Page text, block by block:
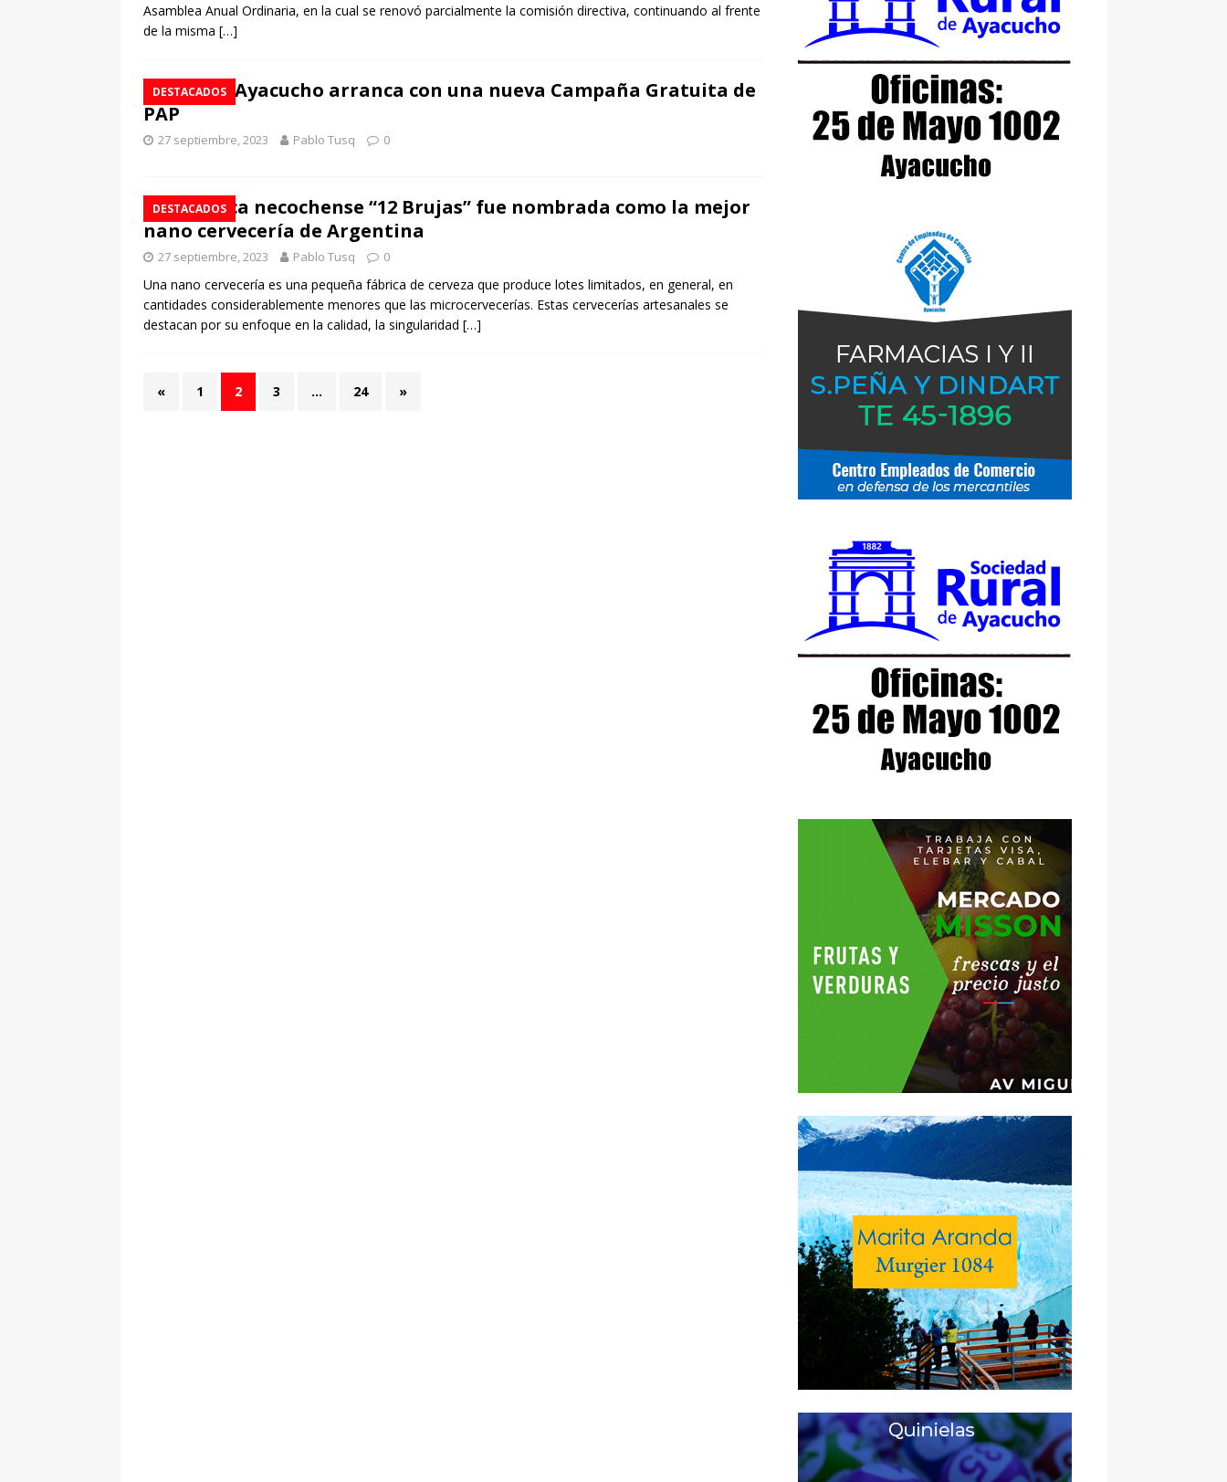
Asamblea Anual Ordinaria, en la cual se renovó parcialmente la comisión directiva, continuando al frente
de la misma […]
DESTACADOS
LALCEC Ayacucho arranca con una nueva Campaña Gratuita de
PAP
27 septiembre, 2023 Pablo Tusq 0
DESTACADOS
La marca necochense “12 Brujas” fue nombrada como la mejor
nano cervecería de Argentina
27 septiembre, 2023 Pablo Tusq 0
Una nano cervecería es una pequeña fábrica de cerveza que produce lotes limitados, en general, en
cantidades considerablemente menores que las microcervecerías. Estas cervecerías artesanales se
destacan por su enfoque en la calidad, la singularidad […]
« 1 2 3 … 24 »